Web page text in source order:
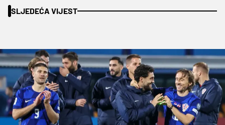
SLJEDEĆA VIJEST